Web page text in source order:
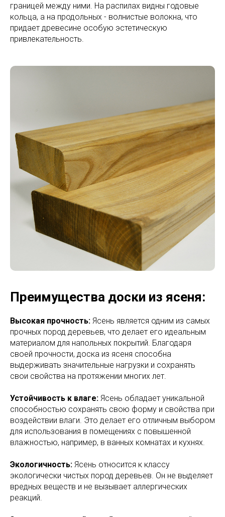
границей между ними. На распилах видны годовые
кольца, а на продольных - волнистые волокна, что
придает древесине особую эстетическую
привлекательность.
Преимущества доски из ясеня:
Высокая прочность: Ясень является одним из самых
прочных пород деревьев, что делает его идеальным
материалом для напольных покрытий. Благодаря
своей прочности, доска из ясеня способна
выдерживать значительные нагрузки и сохранять
свои свойства на протяжении многих лет.
Устойчивость к влаге: Ясень обладает уникальной
способностью сохранять свою форму и свойства при
воздействии влаги. Это делает его отличным выбором
для использования в помещениях с повышенной
влажностью, например, в ванных комнатах и кухнях.
Экологичность: Ясень относится к классу
экологически чистых пород деревьев. Он не выделяет
вредных веществ и не вызывает аллергических
реакций.